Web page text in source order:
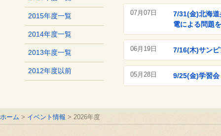
2015年度一覧
2014年度一覧
2013年度一覧
2012年度以前
07月07日
7/31(金)北海
電による問題
06月19日 7/16(木)サン
05月28日 9/25(金)学習
ホーム イベント情報 2026年度